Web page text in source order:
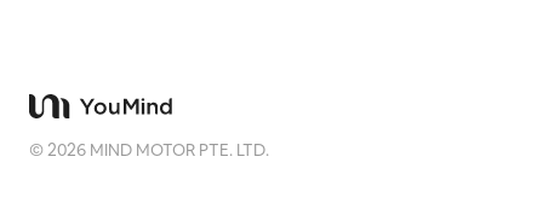
©2026 MIND MOTOR PTE. LTD.